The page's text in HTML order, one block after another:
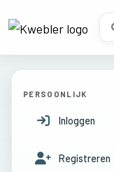
PERSOONLIJK
Inloggen
Registreren